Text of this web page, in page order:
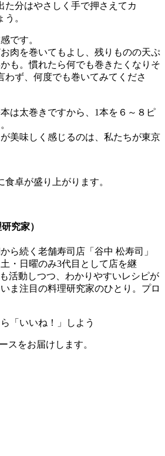
分はやさしく手で押さえてカ
。
です。
肉を巻いてもよし、残りものの天ぷ
も。慣れたら何でも巻きたくなりそ
わず、何度でも巻いてみてくださ
は太巻きですから、1本を６～８ピ
美味しく感じるのは、私たちが東京
食卓が盛り上がります。
究家）
ら続く老舗寿司店「谷中 松寿司」
・日曜のみ3代目として店を継
活動しつつ、わかりやすいレシピが
ま注目の料理研究家のひとり。プロ
「いいね！」しよう
スをお届けします。